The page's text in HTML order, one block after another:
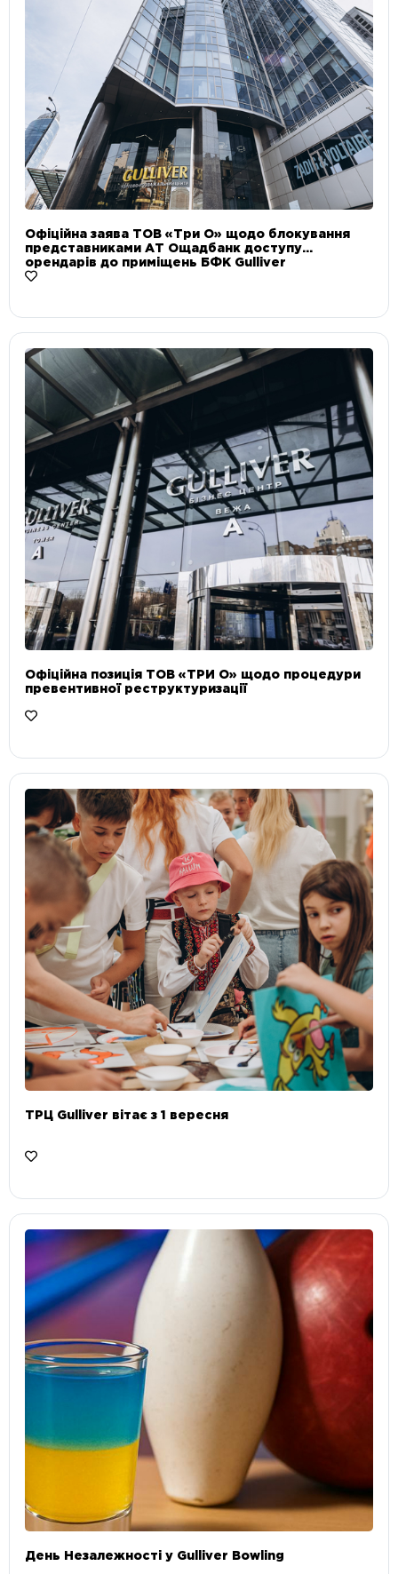
Офіційна заява ТОВ «Три О» щодо блокування
представниками АТ Ощадбанк доступу
орендарів до приміщень БФК Gulliver
Офіційна позиція ТОВ «ТРИ О» щодо процедури
превентивної реструктуризації
ТРЦ Gulliver вітає з 1 вересня
День Незалежності у Gulliver Bowling